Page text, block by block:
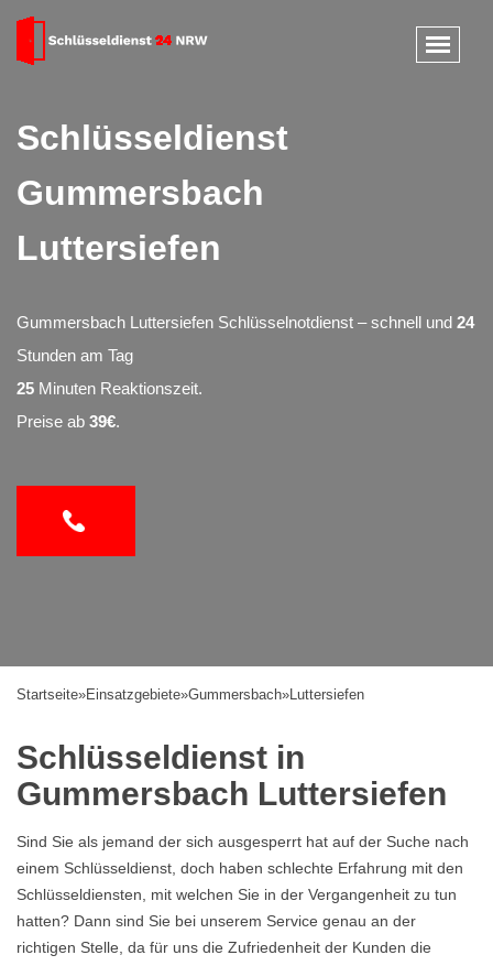
Schlüsseldienst
Gummersbach
Luttersiefen
Gummersbach Luttersiefen Schlüsselnotdienst – schnell und 24
Stunden am Tag
25 Minuten Reaktionszeit.
Preise ab 39€.
Startseite»Einsatzgebiete»Gummersbach»Luttersiefen
Schlüsseldienst in
Gummersbach Luttersiefen
Sind Sie als jemand der sich ausgesperrt hat auf der Suche nach
einem Schlüsseldienst, doch haben schlechte Erfahrung mit den
Schlüsseldiensten, mit welchen Sie in der Vergangenheit zu tun
hatten? Dann sind Sie bei unserem Service genau an der
richtigen Stelle, da für uns die Zufriedenheit der Kunden die